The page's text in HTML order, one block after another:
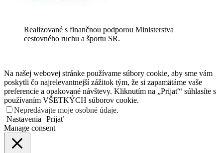
Realizované s finančnou podporou Ministerstva
cestovného ruchu a športu SR.
Na našej webovej stránke používame súbory cookie, aby sme vám
poskytli čo najrelevantnejší zážitok tým, že si zapamätáme vaše
preferencie a opakované návštevy. Kliknutím na „Prijať“ súhlasíte s
používaním VŠETKÝCH súborov cookie.
Nepredávajte moje osobné údaje.
Nastavenia
Prijať
Manage consent